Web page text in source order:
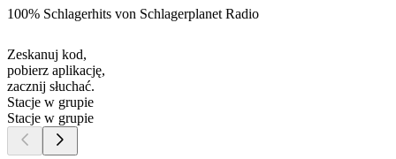
100% Schlagerhits von Schlagerplanet Radio
Zeskanuj kod,
pobierz aplikację,
zacznij słuchać.
Stacje w grupie
Stacje w grupie